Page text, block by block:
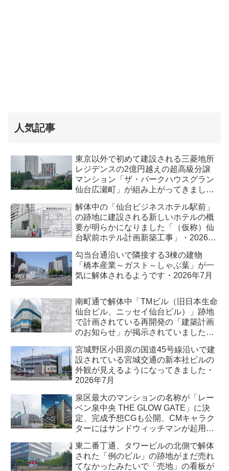
人気記事
東京以外で初めて建設される三菱地所
レジデンスの2億円越えの超高級分譲
マンション「ザ・パークハウスグラン
仙台広瀬町」が組み上がってきまし
解体中の「仙台ビジネスホテル駅前」
の跡地に建設される新しいホテルの概
要が明らかになりました「（仮称）仙
台駅前ホテル計画新築工事」・2026年
勾当台通沿いで隣接する3棟の建物
「橋本産業～ガスト～しゃぶ葉」が一
気に解体されるようです・2026年7月
南町通で解体中「TMビル（旧日本生命
仙台ビル、ニッセイ仙台ビル）」跡地
で計画されている再開発の「建築計画
のお知らせ」が掲示されていました・
宮城野区小田原の国道45号線沿いで建
設されている宮城交通の新本社ビルの
外観が見えるようになってきました・
2026年7月
泉区最大のマンションの名称が「レー
ベン泉中央 THE GLOW GATE」に決
定、完成予想CGも公開、CMキャラク
ターにはサンドウィッチマンが起用さ
東二番丁通、タワービルの北側で解体
された「例のビル」の跡地がまだ売れ
てなかったみたいで「売地」の看板が